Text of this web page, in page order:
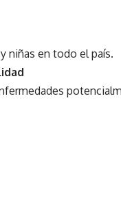
niñas en todo el país.